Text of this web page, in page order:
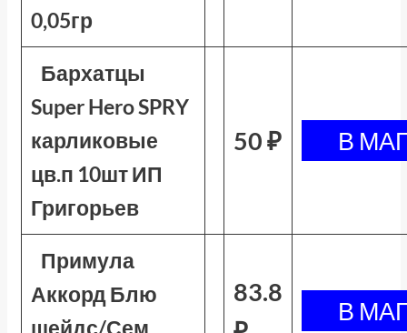
0,05гр
Бархатцы
Super Hero SPRY
карликовые
цв.п 10шт ИП
Григорьев
50 ₽
Примула
Аккорд Блю
шейдс/Сем
83.8